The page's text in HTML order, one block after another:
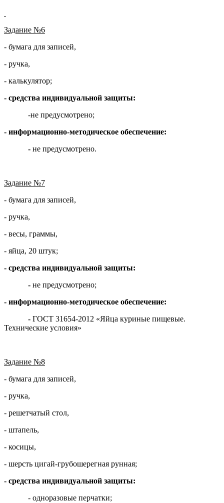
Задание №6
- бумага для записей,
- ручка,
- калькулятор;
- средства индивидуальной защиты:
-не предусмотрено;
- информационно-методическое обеспечение:
- не предусмотрено.
Задание №7
- бумага для записей,
- ручка,
- весы, граммы,
- яйца, 20 штук;
- средства индивидуальной защиты:
- не предусмотрено;
- информационно-методическое обеспечение:
- ГОСТ 31654-2012 «Яйца куриные пищевые.
Технические условия»
Задание №8
- бумага для записей,
- ручка,
- решетчатый стол,
- штапель,
- косицы,
- шерсть цигай-грубошерегная рунная;
- средства индивидуальной защиты:
- одноразовые перчатки;